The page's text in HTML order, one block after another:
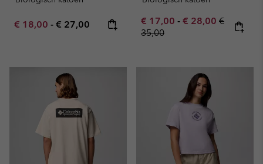
Minimum sale price:
€ 18,00 - Maximum price:
€ 27,00 Minimum sale price:
€ 17,00 - Maximum sale
€ 28,00 Regular
€
35,00